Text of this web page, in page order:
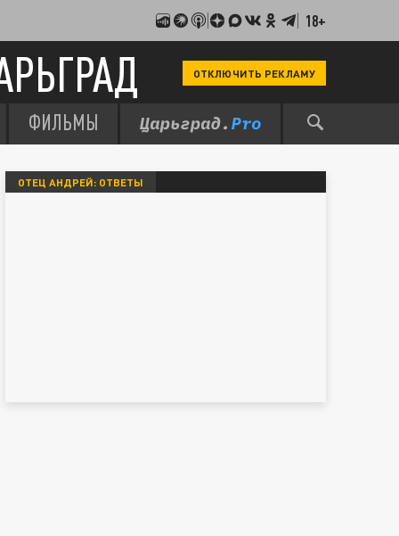
18+
ОТКЛЮЧИТЬ РЕКЛАМУ
ФИЛЬМЫ
ОТЕЦ АНДРЕЙ: ОТВЕТЫ